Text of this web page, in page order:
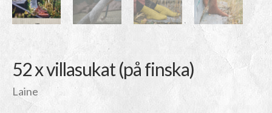
52 x villasukat (på finska)
Laine